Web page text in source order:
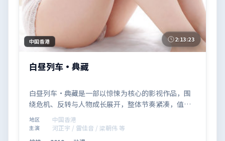
中国香港 2:13:23
白昼列车·典藏
白昼列车·典藏是一部以惊悚为核心的影视作品，围
绕危机、反转与人物成长展开，整体节奏紧凑，值得
推荐观看。
地区 中国香港
主演
河正宇 / 雷佳音 / 梁朝伟 等